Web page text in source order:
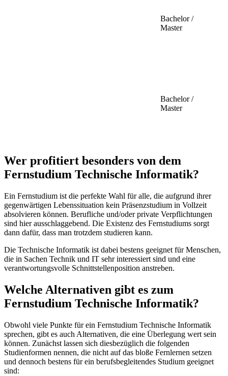
Bachelor /
Master
Bachelor /
Master
Wer profitiert besonders von dem
Fernstudium Technische Informatik?
Ein Fernstudium ist die perfekte Wahl für alle, die aufgrund ihrer
gegenwärtigen Lebenssituation kein Präsenzstudium in Vollzeit
absolvieren können. Berufliche und/oder private Verpflichtungen
sind hier ausschlaggebend. Die Existenz des Fernstudiums sorgt
dann dafür, dass man trotzdem studieren kann.
Die Technische Informatik ist dabei bestens geeignet für Menschen,
die in Sachen Technik und IT sehr interessiert sind und eine
verantwortungsvolle Schnittstellenposition anstreben.
Welche Alternativen gibt es zum
Fernstudium Technische Informatik?
Obwohl viele Punkte für ein Fernstudium Technische Informatik
sprechen, gibt es auch Alternativen, die eine Überlegung wert sein
können. Zunächst lassen sich diesbezüglich die folgenden
Studienformen nennen, die nicht auf das bloße Fernlernen setzen
und dennoch bestens für ein berufsbegleitendes Studium geeignet
sind: